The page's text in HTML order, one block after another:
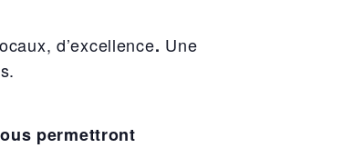
d’excellence. Une
permettront